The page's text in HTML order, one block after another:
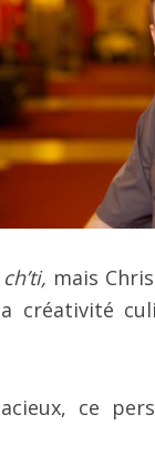
ch’ti, mais
créativité
ce